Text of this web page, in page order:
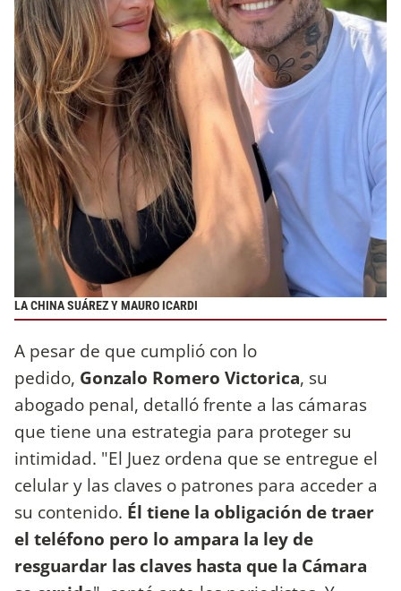
LA CHINA SUÁREZ Y MAURO ICARDI
A pesar de que cumplió con lo
pedido, Gonzalo Romero Victorica, su
abogado penal, detalló frente a las cámaras
que tiene una estrategia para proteger su
intimidad. "El Juez ordena que se entregue el
celular y las claves o patrones para acceder a
su contenido. Él tiene la obligación de traer
el teléfono pero lo ampara la ley de
resguardar las claves hasta que la Cámara